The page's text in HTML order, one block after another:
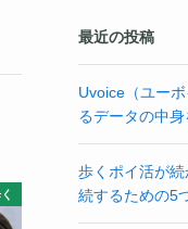
最近の投稿
Uvoice（ユー
るデータの中身
歩くポイ活が
続するための5